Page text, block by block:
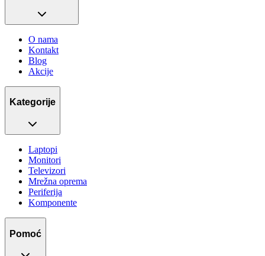
O nama
Kontakt
Blog
Akcije
Kategorije
Laptopi
Monitori
Televizori
Mrežna oprema
Periferija
Komponente
Pomoć